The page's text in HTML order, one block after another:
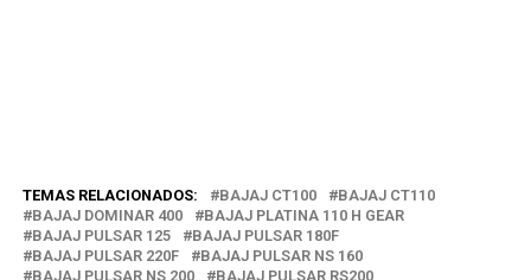
TEMAS RELACIONADOS: BAJAJ CT100
BAJAJ CT110
BAJAJ DOMINAR 400
BAJAJ PLATINA 110 H GEAR
BAJAJ PULSAR 125
BAJAJ PULSAR 180F
BAJAJ PULSAR 220F
BAJAJ PULSAR NS 160
BAJAJ PULSAR NS 200
BAJAJ PULSAR RS200